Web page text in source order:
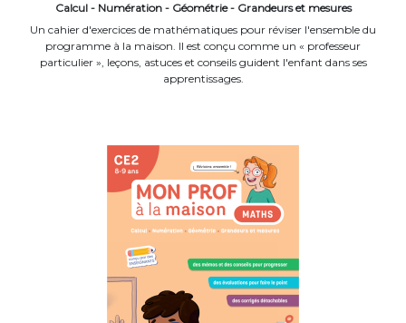
Calcul - Numération - Géométrie - Grandeurs et mesures
Un cahier d'exercices de mathématiques pour réviser l'ensemble du
programme à la maison. Il est conçu comme un « professeur
particulier », leçons, astuces et conseils guident l'enfant dans ses
apprentissages.